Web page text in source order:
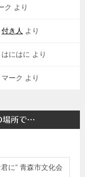
ク より
付き人 より
はにはに より
マーク より
場所で…
に” 青森市文化会